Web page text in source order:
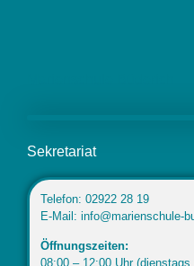
Sekretariat
Telefon: 02922 28 19
E-Mail: info@marienschule-
Öffnungszeiten:
08:00 – 12:00 Uhr (dienstags